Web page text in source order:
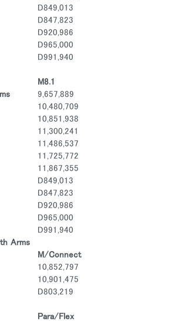
Arms
D849,013
D847,823
D920,986
D965,000
D991,940
M8.1
9,657,889
10,480,709
10,851,938
11,300,241
11,486,537
11,725,772
11,867,355
D849,013
D847,823
D920,986
D965,000
D991,940
M/Connect
10,852,797
10,901,475
D803,219
Para/Flex